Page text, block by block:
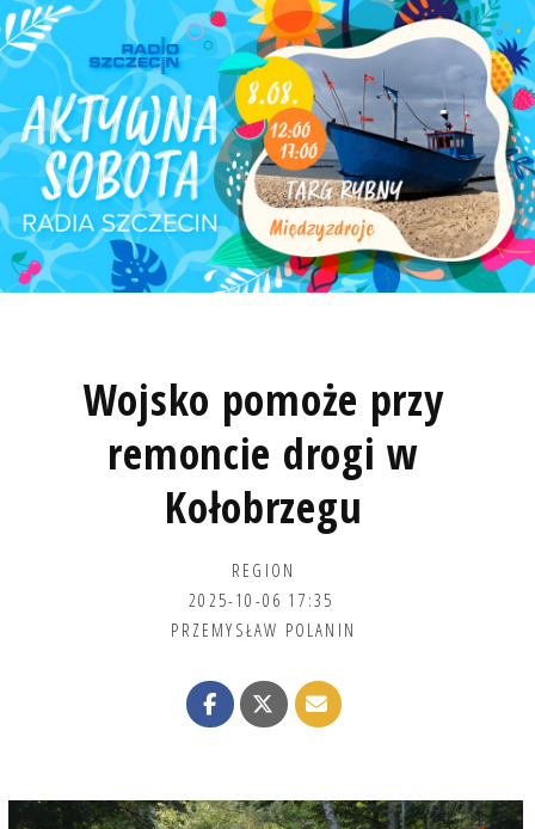
Wojsko pomoże przy
remoncie drogi w
Kołobrzegu
REGION
2025-10-06 17:35
PRZEMYSŁAW POLANIN